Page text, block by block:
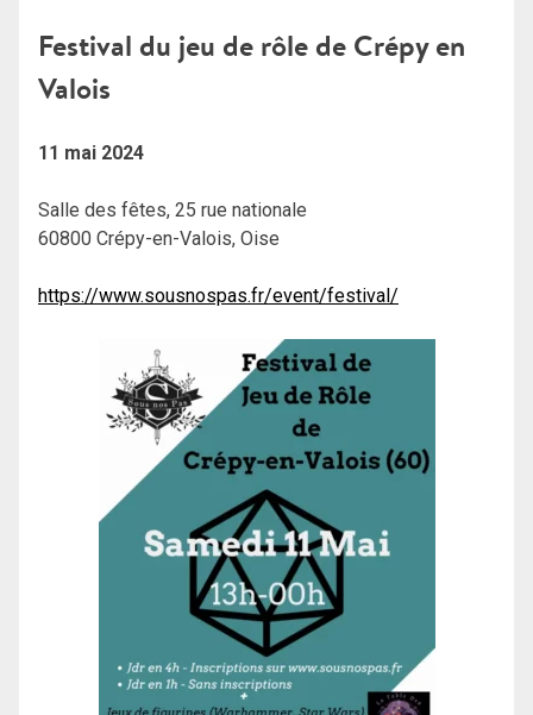
Festival du jeu de rôle de Crépy en
Valois
11 mai 2024
Salle des fêtes, 25 rue nationale
60800 Crépy-en-Valois, Oise
https://www.sousnospas.fr/event/festival/